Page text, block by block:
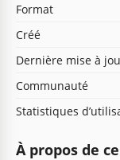
Format
Créé
Dernière mise à
Communauté
Statistiques
À propos de